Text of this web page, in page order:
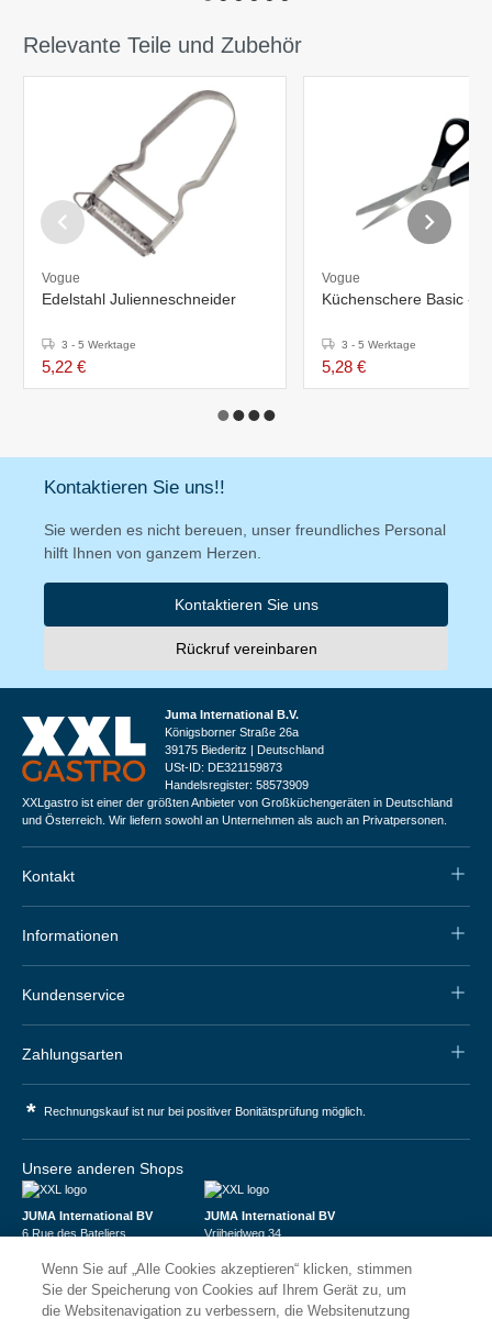
Relevante Teile und Zubehör
Vogue
Edelstahl Julienneschneider
3 - 5 Werktage
5,22 €
Vogue
Küchenschere Basic -
3 - 5 Werktage
5,28 €
Kontaktieren Sie uns!!
Sie werden es nicht bereuen, unser freundliches Personal
hilft Ihnen von ganzem Herzen.
Kontaktieren Sie uns
Rückruf vereinbaren
Juma International B.V.
Königsborner Straße 26a
39175 Biederitz | Deutschland
USt-ID: DE321159873
Handelsregister: 58573909
XXLgastro ist einer der größten Anbieter von Großküchengeräten in Deutschland
und Österreich. Wir liefern sowohl an Unternehmen als auch an Privatpersonen.
Kontakt
Informationen
Kundenservice
Zahlungsarten
* Rechnungskauf ist nur bei positiver Bonitätsprüfung möglich.
Unsere anderen Shops
JUMA International BV
6 Rue des Bateliers
Numéro de TVA : FR59815313275
Numéro Siren : 815313275
JUMA International BV
Vrijheidweg 34
BTW: NL853095048B01
K.V.K.: 58573909
Wenn Sie auf „Alle Cookies akzeptieren“ klicken, stimmen
Sie der Speicherung von Cookies auf Ihrem Gerät zu, um
die Websitenavigation zu verbessern, die Websitenutzung